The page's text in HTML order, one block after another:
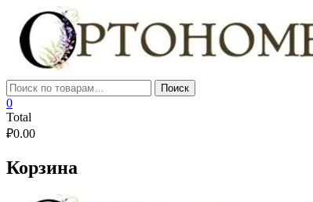
content
Искать: Поиск
0
Total
₽0.00
Корзина